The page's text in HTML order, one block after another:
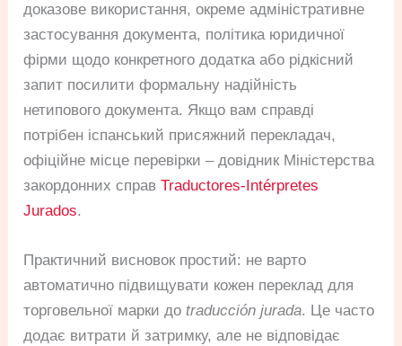
доказове використання, окреме адміністративне
застосування документа, політика юридичної
фірми щодо конкретного додатка або рідкісний
запит посилити формальну надійність
нетипового документа. Якщо вам справді
потрібен іспанський присяжний перекладач,
офіційне місце перевірки – довідник Міністерства
закордонних справTraductores-Intérpretes
Jurados.
Практичний висновок простий: не варто
автоматично підвищувати кожен переклад для
торговельної марки доtraducción jurada. Це часто
додає витрати й затримку, але не відповідає